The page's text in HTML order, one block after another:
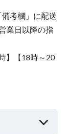
考欄」に配送
業日以降の指
】【18時～20